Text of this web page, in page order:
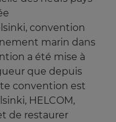
convention
marin dans
a été mise à
que depuis
convention est
HELCOM,
de restaurer